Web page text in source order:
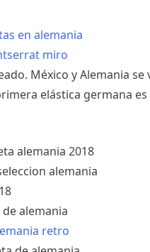
México y Alemania
elástica germana